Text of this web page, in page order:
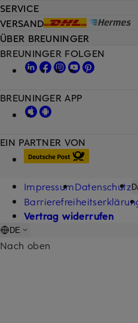
SERVICE
VERSAND
ÜBER BREUNINGER
EIN PARTNER VON
BREUNINGER FOLGEN
BREUNINGER APP
ImpressumDatenschutz
Vertrag widerrufen
DE
Nach oben